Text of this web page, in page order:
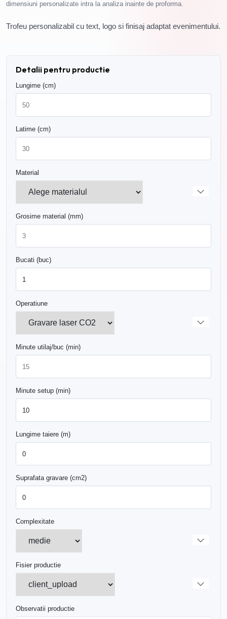
dimensiuni personalizate intra la analiza inainte de proforma.
Trofeu personalizabil cu text, logo si finisaj adaptat evenimentului.
Detalii pentru productie
Lungime (cm)
Latime (cm)
Material
Grosime material (mm)
Bucati (buc)
Operatiune
Minute utilaj/buc (min)
Minute setup (min)
Lungime taiere (m)
Suprafata gravare (cm2)
Complexitate
Fisier productie
Observatii productie